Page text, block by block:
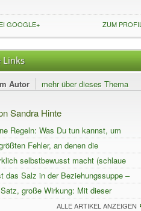
GOOGLE+ ZUM PROFIL
Links
Autor mehr über dieses Thema
Sandra Hinte
Regeln: Was Du tun kannst, um
Trennung zu erleichtern
Fehler, an denen die
deiner Partnerschaft scheitert und wie
selbstbewusst macht (schlaue
leider allein nicht)
das Salz in der Beziehungssuppe –
leider nicht
große Wirkung: Mit dieser
lässt sich Streit vermeiden
ALLE ARTIKEL ANZEIGEN